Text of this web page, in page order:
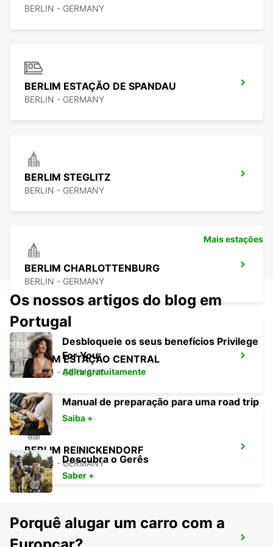
BERLIN - GERMANY
BERLIM ESTAÇÃO DE SPANDAU
BERLIN - GERMANY
BERLIM STEGLITZ
BERLIN - GERMANY
BERLIM CHARLOTTENBURG
BERLIN - GERMANY
BERLIM ESTAÇÃO CENTRAL
BERLIN - GERMANY
BERLIM REINICKENDORF
BERLIN - GERMANY
BERLIM ALEXANDERPLATZ
Mais estações
Os nossos artigos do blog em
Portugal
Desbloqueie os seus benefícios Privilege
For You
Adira gratuitamente
Manual de preparação para uma road trip
Saiba +
Descubra o Gerês
Saber +
Porquê alugar um carro com a